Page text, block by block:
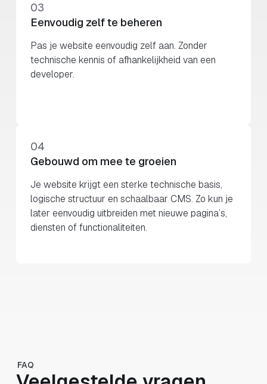
03
Eenvoudig zelf te beheren
Pas je website eenvoudig zelf aan. Zonder
technische kennis of afhankelijkheid van een
developer.
04
Gebouwd om mee te groeien
Je website krijgt een sterke technische basis,
logische structuur en schaalbaar CMS. Zo kun je
later eenvoudig uitbreiden met nieuwe pagina’s,
diensten of functionaliteiten.
FAQ